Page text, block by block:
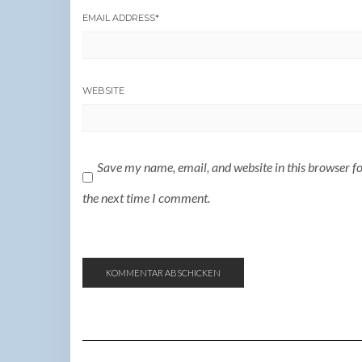
EMAIL ADDRESS*
WEBSITE
Save my name, email, and website in this browser
the next time I comment.